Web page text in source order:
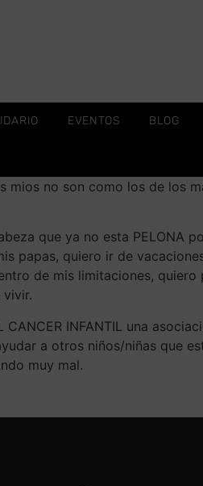
EVENTOS BLOG
mios no son como los de los
que ya no esta PELONA
papas, quiero ir de
de mis limitaciones,
CANCER INFANTIL una
a otros niños/niñas que
muy mal.